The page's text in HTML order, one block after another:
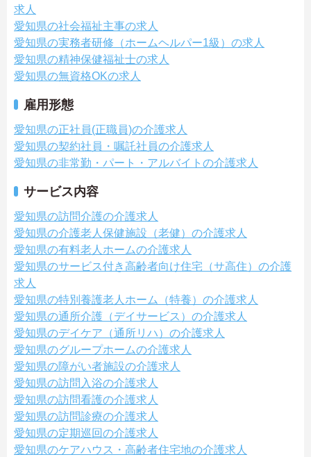
求人
愛知県の社会福祉主事の求人
愛知県の実務者研修（ホームヘルパー1級）の求人
愛知県の精神保健福祉士の求人
愛知県の無資格OKの求人
雇用形態
愛知県の正社員(正職員)の介護求人
愛知県の契約社員・嘱託社員の介護求人
愛知県の非常勤・パート・アルバイトの介護求人
サービス内容
愛知県の訪問介護の介護求人
愛知県の介護老人保健施設（老健）の介護求人
愛知県の有料老人ホームの介護求人
愛知県のサービス付き高齢者向け住宅（サ高住）の介護
求人
愛知県の特別養護老人ホーム（特養）の介護求人
愛知県の通所介護（デイサービス）の介護求人
愛知県のデイケア（通所リハ）の介護求人
愛知県のグループホームの介護求人
愛知県の障がい者施設の介護求人
愛知県の訪問入浴の介護求人
愛知県の訪問看護の介護求人
愛知県の訪問診療の介護求人
愛知県の定期巡回の介護求人
愛知県のケアハウス・高齢者住宅地の介護求人